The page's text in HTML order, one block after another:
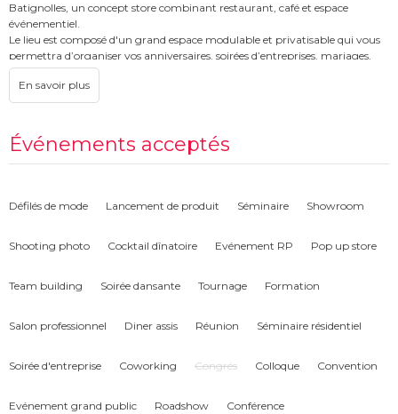
Batignolles, un concept store combinant restaurant, café et espace
événementiel.
Le lieu est composé d'un grand espace modulable et privatisable qui vous
permettra d’organiser vos anniversaires, soirées d’entreprises, mariages,
conférences et autres événements.
Le plus : le cadre artisanal et convivial de La Villa Batignolles !
Événements acceptés
Défilés de mode Lancement de produit Séminaire Showroom
Shooting photo Cocktail dînatoire Evénement RP Pop up store
Team building Soirée dansante Tournage Formation
Salon professionnel Diner assis Réunion Séminaire résidentiel
Soirée d'entreprise Coworking Congrés Colloque Convention
Evénement grand public Roadshow Conférence